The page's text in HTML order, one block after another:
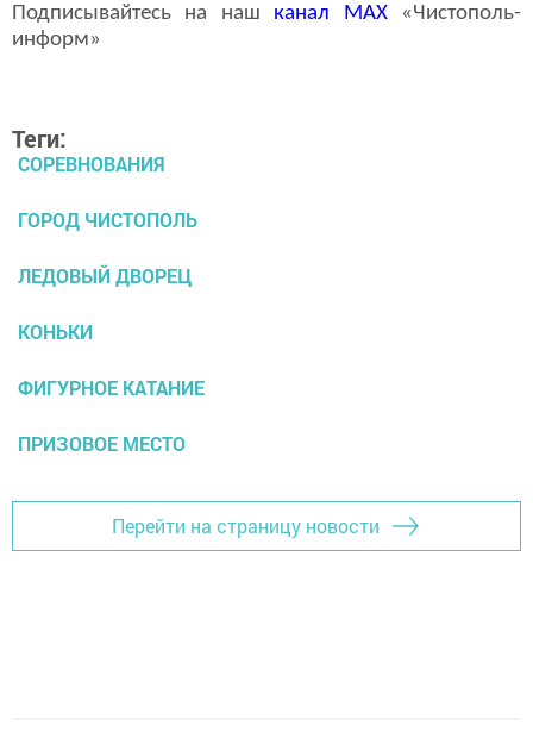
Подписывайтесь на наш канал MAX«Чистополь-
информ»
Теги:
СОРЕВНОВАНИЯ
ГОРОД ЧИСТОПОЛЬ
ЛЕДОВЫЙ ДВОРЕЦ
КОНЬКИ
ФИГУРНОЕ КАТАНИЕ
ПРИЗОВОЕ МЕСТО
Перейти на страницу новости